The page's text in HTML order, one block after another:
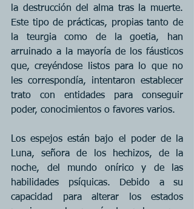
la destrucción del alma tras la muerte.
Este tipo de prácticas, propias tanto de
la teurgia como de la goetia, han
arruinado a la mayoría de los fáusticos
que, creyéndose listos para lo que no
les correspondía, intentaron establecer
trato con entidades para conseguir
poder, conocimientos o favores varios.
Los espejos están bajo el poder de la
Luna, señora de los hechizos, de la
noche, del mundo onírico y de las
habilidades psíquicas. Debido a su
capacidad para alterar los estados